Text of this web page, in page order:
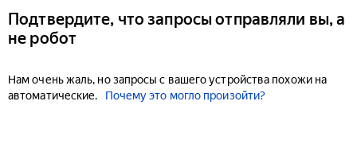
Подтвердите, что запросы отправляли вы, а
не робот
Нам очень жаль, но запросы с вашего устройства похожи на
автоматические.
Почему это могло произойти?